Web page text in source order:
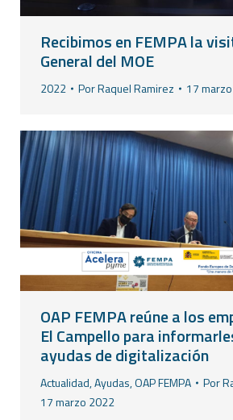
Recibimos en FEMPA la
General del MOE
2022 PorRaquel Ramirez 17
OAP FEMPA reúne a los
El Campello para
ayudas de digitalización
Actualidad,Ayudas,OAP FEMPA Por
17 marzo 2022